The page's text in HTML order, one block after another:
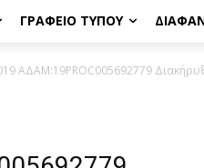
ΓΡΑΦΕΊΟ ΤΎΠΟΥ
ΑΔΑΜ:19PROC005692779